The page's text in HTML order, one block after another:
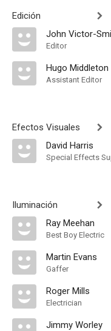
Edición
John Victor-
Editor
Hugo Middleton
Assistant Editor
Efectos Visuales
David Harris
Iluminación
Ray Meehan
Best Boy Electric
Martin Evans
Gaffer
Roger Mills
Electrician
Jimmy Worley